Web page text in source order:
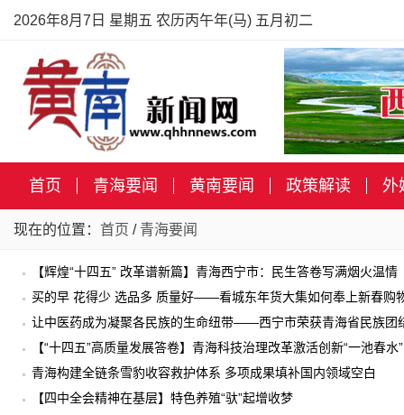
2026年8月7日 星期五 农历丙午年(马) 五月初二
首页 青海要闻 黄南要闻 政策解读 外
现在的位置： 首页 / 青海要闻
【辉煌“十四五” 改革谱新篇】青海西宁市：民生答卷写满烟火温情
买的早 花得少 选品多 质量好——看城东年货大集如何奉上新春购
让中医药成为凝聚各民族的生命纽带——西宁市荣获青海省民族团
【“十四五”高质量发展答卷】青海科技治理改革激活创新“一池春水”
青海构建全链条雪豹收容救护体系 多项成果填补国内领域空白
【四中全会精神在基层】特色养殖“驮”起增收梦